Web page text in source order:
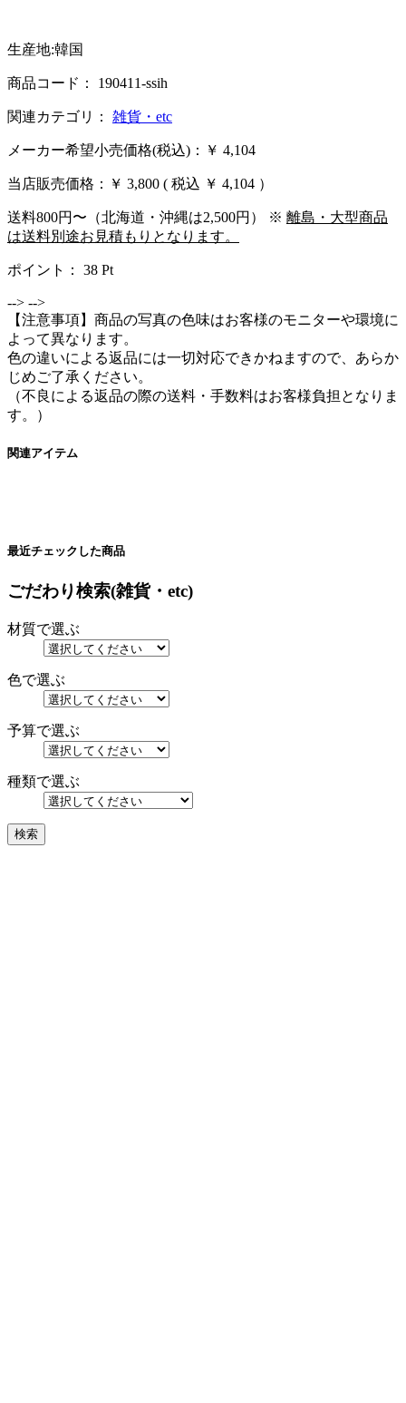
生産地:韓国
商品コード： 190411-ssih
関連カテゴリ： 雑貨・etc
メーカー希望小売価格(税込)：￥ 4,104
当店販売価格： ￥ 3,800 ( 税込 ￥ 4,104 ）
送料800円〜（北海道・沖縄は2,500円） ※ 離島・大型商品
は送料別途お見積もりとなります。
ポイント： 38 Pt
--> -->
【注意事項】商品の写真の色味はお客様のモニターや環境に
よって異なります。
色の違いによる返品には一切対応できかねますので、あらか
じめご了承ください。
（不良による返品の際の送料・手数料はお客様負担となりま
す。）
関連アイテム
最近チェックした商品
ごだわり検索(雑貨・etc)
材質で選ぶ
色で選ぶ
予算で選ぶ
種類で選ぶ